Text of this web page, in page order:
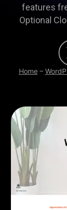
features
Optional
Home–